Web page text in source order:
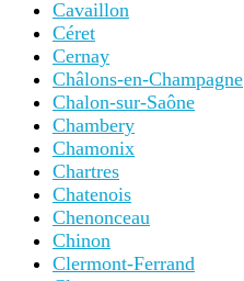
Cavaillon
Céret
Cernay
Châlons-en-Champagne
Chalon-sur-Saône
Chambery
Chamonix
Chartres
Chatenois
Chenonceau
Chinon
Clermont-Ferrand